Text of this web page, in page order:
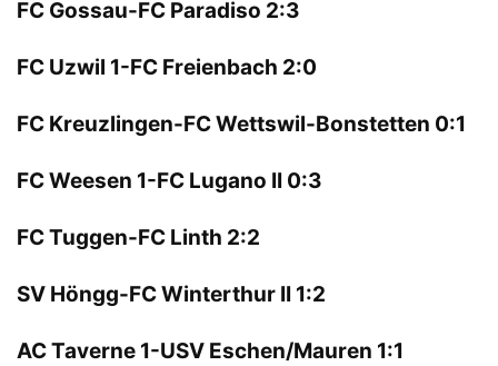
FC Gossau-FC Paradiso 2:3
FC Uzwil 1-FC Freienbach 2:0
FC Kreuzlingen-FC Wettswil-Bonstetten 0:1
FC Weesen 1-FC Lugano II 0:3
FC Tuggen-FC Linth 2:2
SV Höngg-FC Winterthur II 1:2
AC Taverne 1-USV Eschen/Mauren 1:1